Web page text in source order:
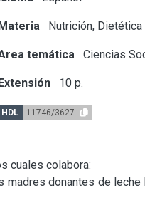
Nutrición, Dietética
temática Ciencias
10 p.
HDL 11746/3627
cuales colabora:
donantes de leche